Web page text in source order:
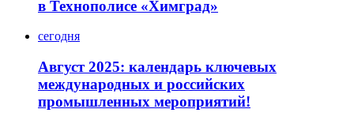
в Технополисе «Химград»
сегодня
Август 2025: календарь ключевых
международных и российских
промышленных мероприятий!